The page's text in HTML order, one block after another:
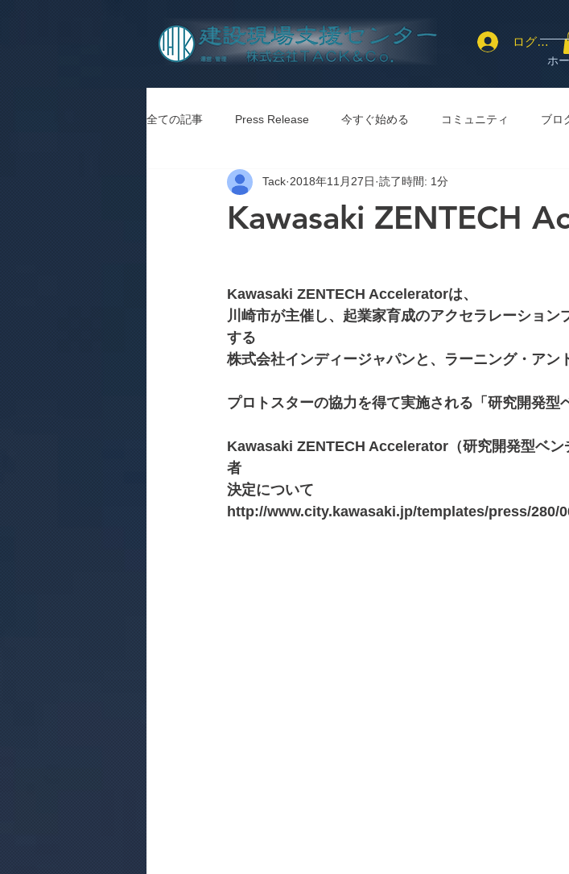
ホ
ログイン
全ての記事 Press Release 今すぐ始める コミュニティ ブロ
Kawasaki ZENTECH
Tack 2018年11月27日 読了時間: 1分
Kawasaki ZENTECH Acceleratorは、
川崎市が主催し、起業家育成のアクセラレーショ
する
株式会社インディージャパンと、ラーニング・アン
プロトスターの協力を得て実施される「研究開発型
Kawasaki ZENTECH Accelerator（研究開発型ベン
者
決定について
http://www.city.kawasaki.jp/templates/press/280/